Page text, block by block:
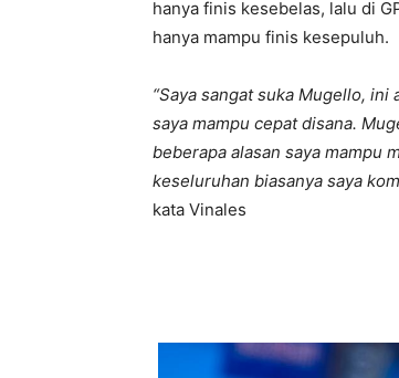
hanya finis kesebelas, lalu di
hanya mampu finis kesepuluh.
“Saya sangat suka Mugello,
saya mampu cepat disana.
beberapa alasan saya mampu
keseluruhan biasanya saya
kata Vinales